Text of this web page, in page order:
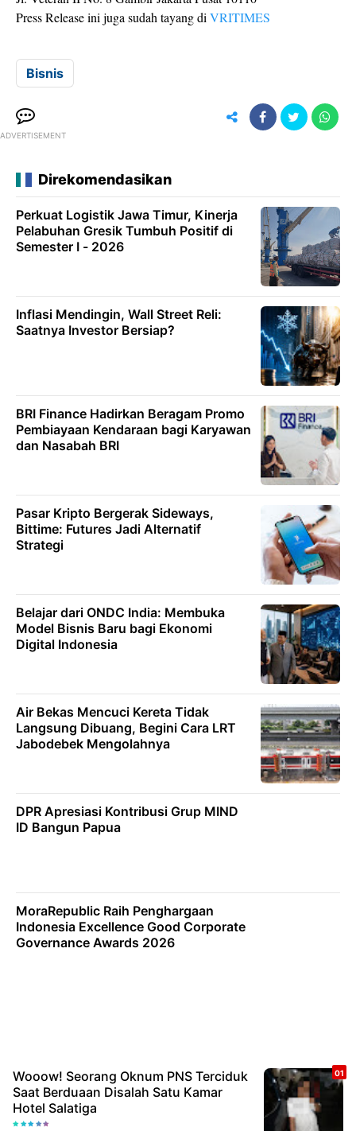
Press Release ini juga sudah tayang di VRITIMES
Bisnis
ADVERTISEMENT
Direkomendasikan
Perkuat Logistik Jawa Timur, Kinerja
Pelabuhan Gresik Tumbuh Positif di
Semester I - 2026
Inflasi Mendingin, Wall Street Reli:
Saatnya Investor Bersiap?
BRI Finance Hadirkan Beragam Promo
Pembiayaan Kendaraan bagi Karyawan
dan Nasabah BRI
Pasar Kripto Bergerak Sideways,
Bittime: Futures Jadi Alternatif
Strategi
Belajar dari ONDC India: Membuka
Model Bisnis Baru bagi Ekonomi
Digital Indonesia
Air Bekas Mencuci Kereta Tidak
Langsung Dibuang, Begini Cara LRT
Jabodebek Mengolahnya
DPR Apresiasi Kontribusi Grup MIND
ID Bangun Papua
MoraRepublic Raih Penghargaan
Indonesia Excellence Good Corporate
Governance Awards 2026
Wooow! Seorang Oknum PNS Terciduk
Saat Berduaan Disalah Satu Kamar
Hotel Salatiga